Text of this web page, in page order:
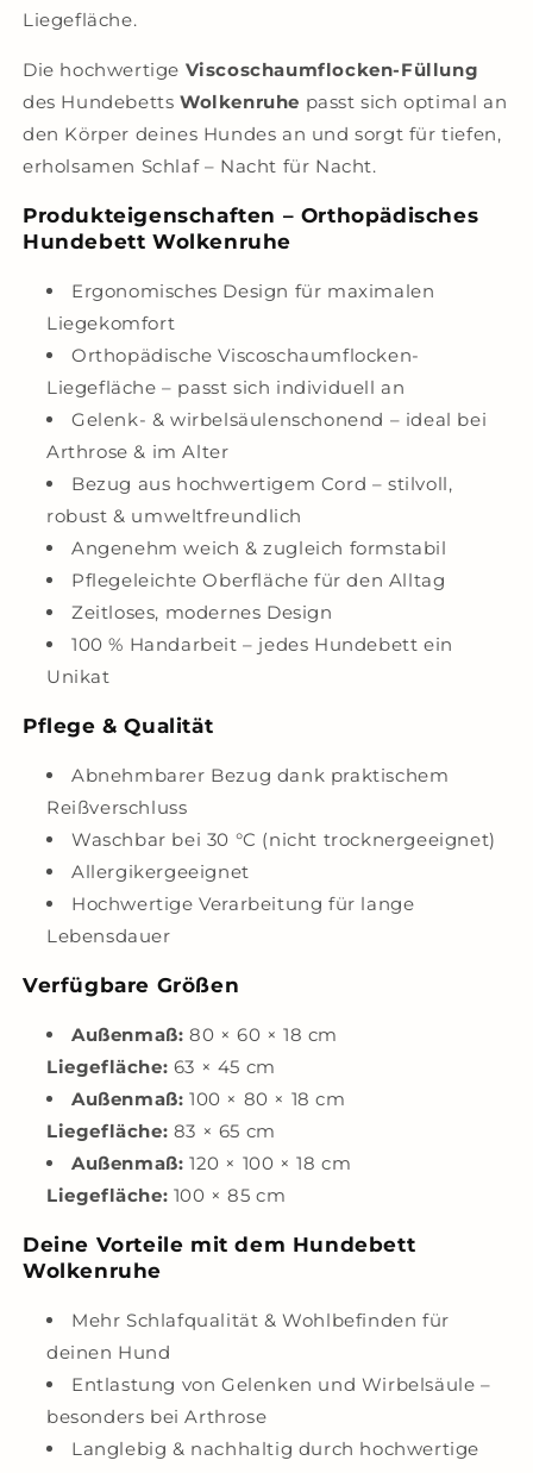
Liegefläche.
Die hochwertige Viscoschaumflocken-Füllung
des Hundebetts Wolkenruhe passt sich optimal an
den Körper deines Hundes an und sorgt für tiefen,
erholsamen Schlaf – Nacht für Nacht.
Produkteigenschaften – Orthopädisches
Hundebett Wolkenruhe
Ergonomisches Design für maximalen
Liegekomfort
Orthopädische Viscoschaumflocken-
Liegefläche – passt sich individuell an
Gelenk- & wirbelsäulenschonend – ideal bei
Arthrose & im Alter
Bezug aus hochwertigem Cord – stilvoll,
robust & umweltfreundlich
Angenehm weich & zugleich formstabil
Pflegeleichte Oberfläche für den Alltag
Zeitloses, modernes Design
100 % Handarbeit – jedes Hundebett ein
Unikat
Pflege & Qualität
Abnehmbarer Bezug dank praktischem
Reißverschluss
Waschbar bei 30 °C (nicht trocknergeeignet)
Allergikergeeignet
Hochwertige Verarbeitung für lange
Lebensdauer
Verfügbare Größen
Außenmaß: 80 × 60 × 18 cm
Liegefläche: 63 × 45 cm
Außenmaß: 100 × 80 × 18 cm
Liegefläche: 83 × 65 cm
Außenmaß: 120 × 100 × 18 cm
Liegefläche: 100 × 85 cm
Deine Vorteile mit dem Hundebett
Wolkenruhe
Mehr Schlafqualität & Wohlbefinden für
deinen Hund
Entlastung von Gelenken und Wirbelsäule –
besonders bei Arthrose
Langlebig & nachhaltig durch hochwertige